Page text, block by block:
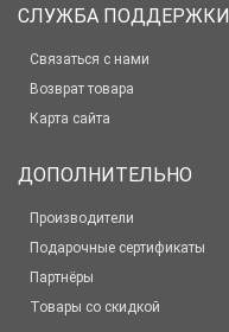
СЛУЖБА ПОДДЕРЖКИ
Связаться с нами
Возврат товара
Карта сайта
ДОПОЛНИТЕЛЬНО
Производители
Подарочные сертификаты
Партнёры
Товары со скидкой